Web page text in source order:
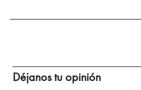
Déjanos tu opinión